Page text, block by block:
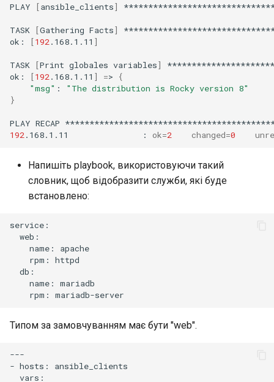
PLAY [ansible_clients]
TASK [Gathering Facts]
ok:
[192.168.1.11 ]
TASK [Print globales variables]
ok:
[192.168.1.11 ] =>
{
"msg" :
"The distribution is Rocky version 8"
}
PLAY RECAP
192.168.1.11 : ok=2 changed=0
Напишіть playbook, використовуючи такий
словник, щоб відобразити служби, які буде
встановлено:
name:
rpm:
name:
rpm:
Типом за замовчуванням має бути "web".
---
- hosts: